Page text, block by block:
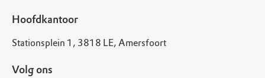
Hoofdkantoor
Stationsplein 1, 3818 LE, Amersfoort
Volg ons